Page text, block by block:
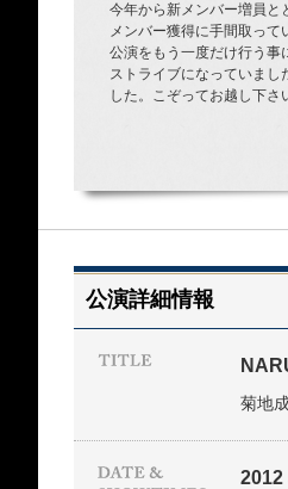
今年から新メンバー増員と
メンバー獲得に手間取っ
公演をもう一度だけ行う事
ストライブになっていま
した。こぞってお越し下さ
公演詳細情報
菊地
2012